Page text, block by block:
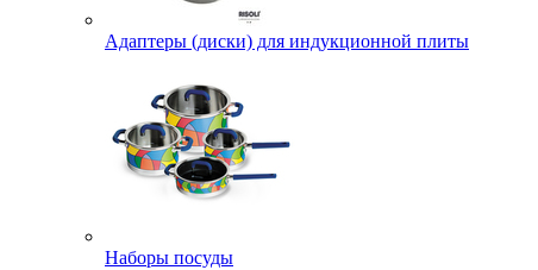
Адаптеры (диски) для индукционной плиты
Наборы посуды